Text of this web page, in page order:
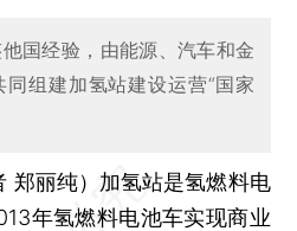
国经验，由能源、汽车和金
组建加氢站建设运营“国家
郑丽纯） 加氢站是氢燃料电
年氢燃料电池车实现商业